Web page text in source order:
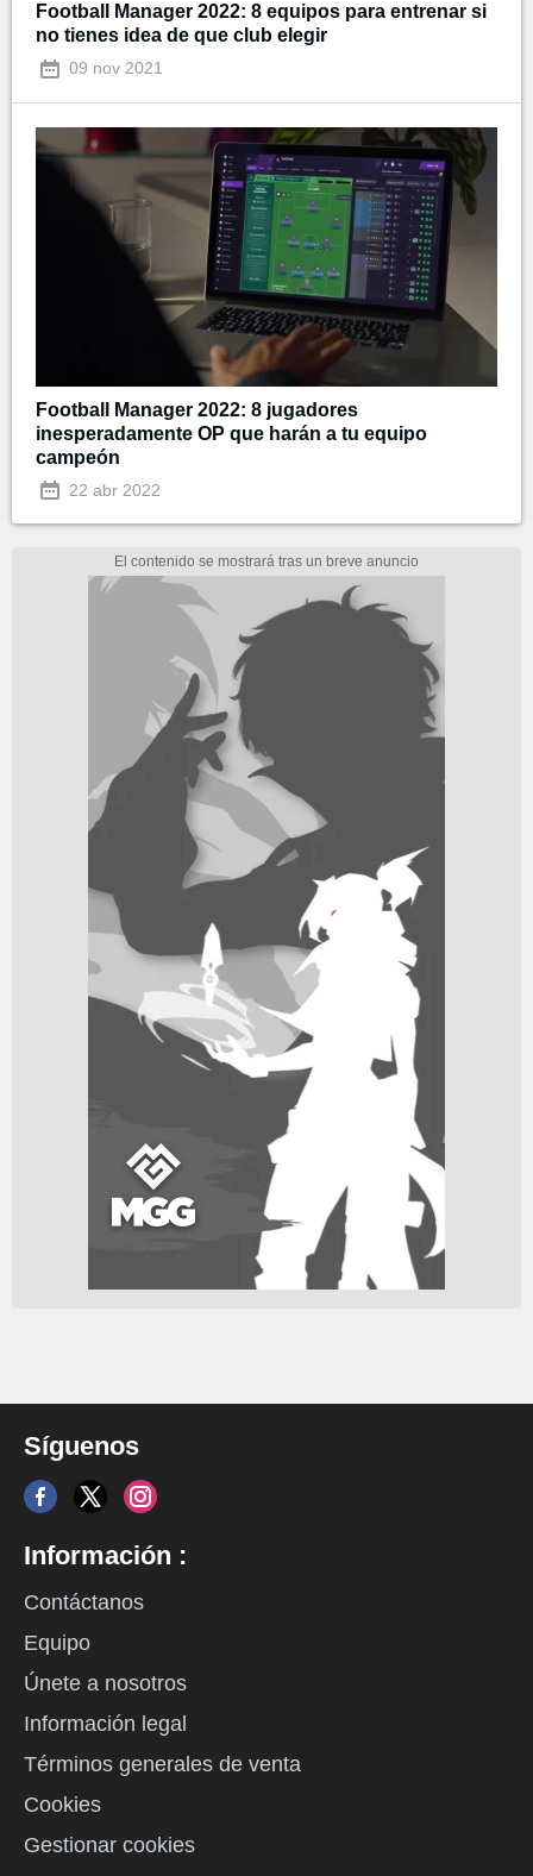
Football Manager 2022: 8 equipos para entrenar si
no tienes idea de que club elegir
09 nov 2021
Football Manager 2022: 8 jugadores
inesperadamente OP que harán a tu equipo
campeón
22 abr 2022
Síguenos
Información :
Contáctanos
Equipo
Únete a nosotros
Información legal
Términos generales de venta
Cookies
Gestionar cookies